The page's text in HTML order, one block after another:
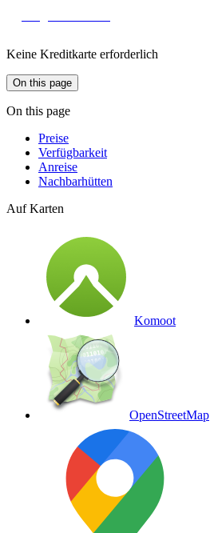
Keine Kreditkarte erforderlich
On this page
On this page
Preise
Verfügbarkeit
Anreise
Nachbarhütten
Auf Karten
Komoot
OpenStreetMap